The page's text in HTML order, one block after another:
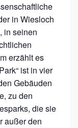
in Wiesloch
in seinen
erzählt es
ist in vier
Gebäuden
zu den
die sie
außer den